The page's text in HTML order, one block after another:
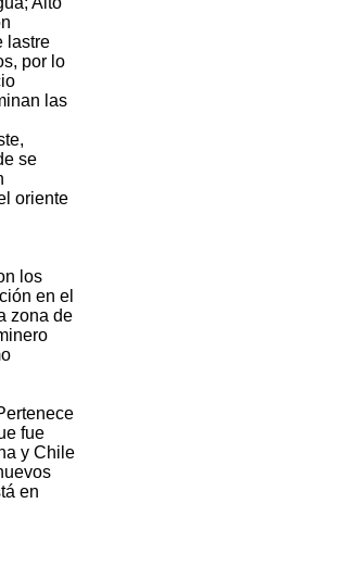
lastre
por lo
las
se
oriente
los
en el
zona de
fue
y Chile
en